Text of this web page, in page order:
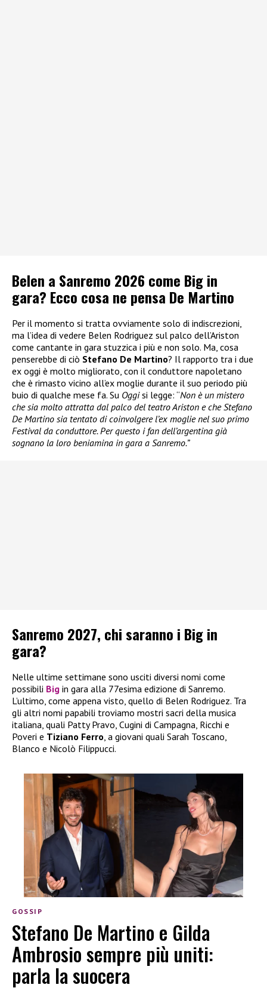
Belen a Sanremo 2026 come Big in
gara? Ecco cosa ne pensa De Martino
Per il momento si tratta ovviamente solo di indiscrezioni,
ma l’idea di vedere Belen Rodriguez sul palco dell’Ariston
come cantante in gara stuzzica i più e non solo. Ma, cosa
penserebbe di ciò Stefano De Martino? Il rapporto tra i due
ex oggi è molto migliorato, con il conduttore napoletano
che è rimasto vicino all’ex moglie durante il suo periodo più
buio di qualche mese fa. Su Oggisi legge: “Non è un mistero
che sia molto attratta dal palco del teatro Ariston e che Stefano
De Martino sia tentato di coinvolgere l’ex moglie nel suo primo
Festival da conduttore. Per questo i fan dell’argentina già
sognano la loro beniamina in gara a Sanremo.”
Sanremo 2027, chi saranno i Big in
gara?
Nelle ultime settimane sono usciti diversi nomi come
possibili Big in gara alla 77esima edizione di Sanremo.
L’ultimo, come appena visto, quello di Belen Rodriguez. Tra
gli altri nomi papabili troviamo mostri sacri della musica
italiana, quali Patty Pravo, Cugini di Campagna, Ricchi e
Poveri e Tiziano Ferro, a giovani quali Sarah Toscano,
Blanco e Nicolò Filippucci.
GOSSIP
Stefano De Martino e Gilda
Ambrosio sempre più uniti:
parla la suocera